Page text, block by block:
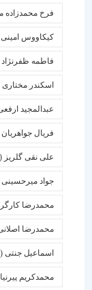
فرخ محمدزاده مهر(3)
کیکاووس امینی(3)
فاطمه ظفرنژاد(3)
اسكندر مختاری (3)
عبدالمجید ارفعی(3)
فریال جواهریان(2)
علی نقی گلریز(2)
جواد میرحسینی(2)
محمدرضا کارگر(2)
محمدرضا اصلانی(2)
اسماعیل جنتی(2)
محمدکریم پیرنیا (2)